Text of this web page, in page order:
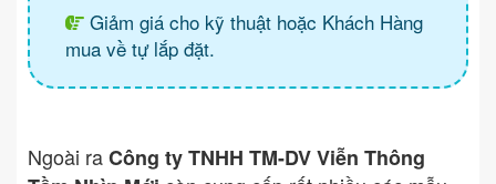
Giảm giá cho kỹ thuật hoặc Khách Hàng
mua về tự lắp đặt.
Ngoài raCông ty TNHH TM-DV Viễn Thông